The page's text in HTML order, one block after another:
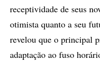
receptividade de seus
otimista quanto a seu
revelou que o principal
adaptação ao fuso